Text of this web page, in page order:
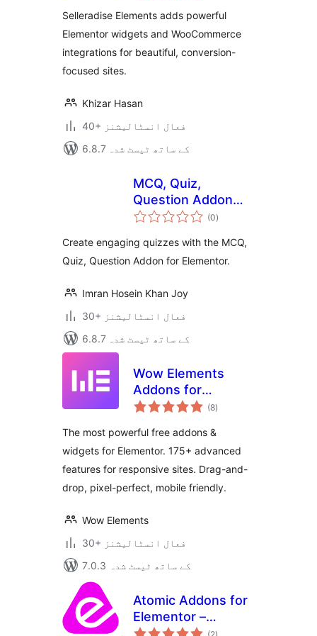
Selleradise Elements adds powerful
Elementor widgets and WooCommerce
integrations for beautiful, conversion-
focused sites.
Khizar Hasan
40+ فعال انسٹالیشنز
6.8.7 کے ساتھ ٹیسٹ شدہ
MCQ, Quiz,
Question Addon
For Elementor
(0مجموعی
درجہ
)
Create engaging quizzes with the MCQ,
Quiz, Question Addon for Elementor.
Imran Hosein Khan Joy
30+ فعال انسٹالیشنز
6.8.7 کے ساتھ ٹیسٹ شدہ
Wow Elements
Addons for
Elementor
(8مجموعی
درجہ
)
The most powerful free addons &
widgets for Elementor. 175+ advanced
features for responsive sites. Drag-and-
drop, pixel-perfect, mobile friendly.
Wow Elements
30+ فعال انسٹالیشنز
7.0.3 کے ساتھ ٹیسٹ شدہ
Atomic Addons for
Elementor –
Elementor Widgets,
مجموعی